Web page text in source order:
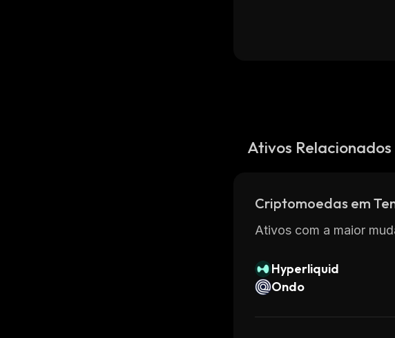
Ativos Relacionados
Criptomoedas em
Ativos com a maior
Hyperliquid
Ondo